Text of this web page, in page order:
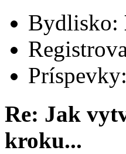
Bydlisko:
Príspevky:
Re: Jak
kroku...